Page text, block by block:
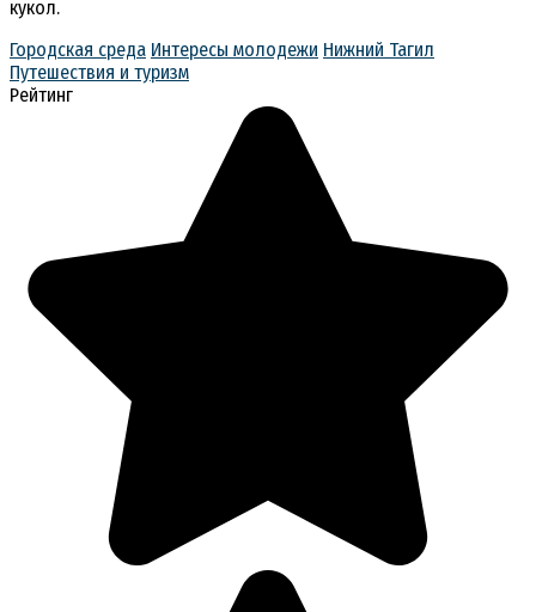
кукол.
Городская среда Интересы молодежи Нижний Тагил
Путешествия и туризм
Рейтинг